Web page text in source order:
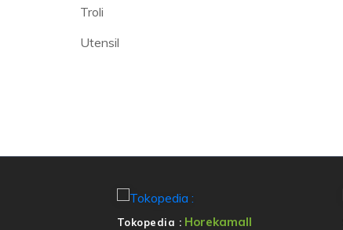
Troli
Utensil
Tokopedia : Horekamall